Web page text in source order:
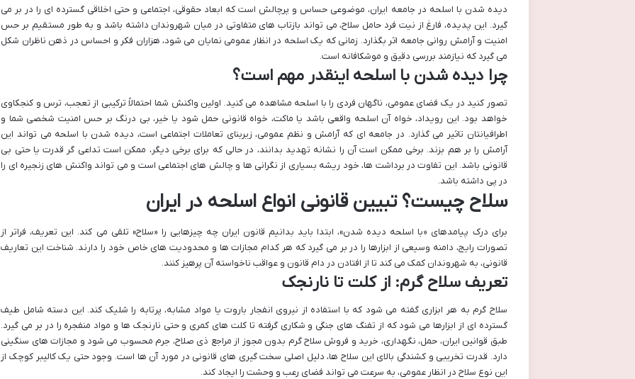
دیده شدن با اسلحه در جامعه ایران، موضوعی حساس و پرچالش است که ابعاد حقوقی، اجتماعی و حتی اخلاقی گسترده ای را در بر می
گیرد. این پدیده، فارغ از نیت فرد حامل سلاح، می تواند بازتاب های متفاوتی در میان شهروندان داشته باشد و به طور مستقیم بر حس
امنیت و آرامش روانی جامعه اثر بگذارد. زمانی که یک اسلحه در انظار عمومی نمایان می شود، هزاران فکر و احساس در ذهن ناظران شکل
می گیرد که نیازمند بررسی دقیق و موشکافانه است.
چرا دیده شدن با اسلحه اینقدر مهم است؟
تصور کنید در یک فضای عمومی، ناگهان فردی را با اسلحه مشاهده می کنید. اولین واکنش شما احتمالاً ترکیبی از تعجب، ترس و کنجکاوی
خواهد بود. این رویداد، خواه آن اسلحه واقعی باشد یا ماکت، خواه قانونی حمل شود یا خیر، بی درنگ بر حس امنیت شخصی شما و
اطرافیانتان تاثیر می گذارد. در جامعه ای که آرامش و نظم عمومی، زیربنای تعاملات اجتماعی است، دیده شدن با اسلحه می تواند این
آرامش را بر هم بزند. برخی ممکن است آن را نشانه تهدید بدانند، در حالی که برای برخی دیگر، ممکن است تداعی گر قدرت یا حتی بی
قانونی باشد. این تفاوت در برداشت ها، خود ریشه بسیاری از نگرانی ها و چالش های اجتماعی است و می تواند واکنش های زنجیره ای را
در پی داشته باشد.
سلاح چیست؟ تبیین قانونی انواع اسلحه در ایران
برای درک پیامدهای «با اسلحه دیده شدن»، ابتدا باید بدانیم قانون ایران چه چیزهایی را «سلاح» تلقی می کند. این تعریف، فراتر از
تصورات رایج، دامنه وسیعی از ابزارها را در بر می گیرد که هر کدام مجازات ها و محدودیت های خاص خود را دارند. شناخت این تعاریف
قانونی، به شهروندان کمک می کند تا از افتادن در دام قانون و عواقب ناخواسته آن پرهیز کنند.
تعریف سلاح گرم: از کلت تا نارنجک
سلاح گرم به هر ابزاری گفته می شود که با استفاده از نیروی انفجار باروت یا مواد مشابه، پرتابه را شلیک کند. این دسته شامل طیف
گسترده ای از ابزارها می شود که از تفنگ های جنگی و شکاری گرفته تا کلت های کمری و حتی نارنجک ها و مواد منفجره را در بر می گیرد.
طبق قوانین ایران، حمل، نگهداری، خرید و فروش سلاح گرم بدون مجوز از مراجع ذی صلاح، جرم محسوب می شود و مجازات های سنگینی
دارد. قدرت تخریبی و کشندگی بالای این سلاح ها، دلیل اصلی سخت گیری های قانونی در مورد آن ها است. وجود حتی یک کالیبر کوچک از
این نوع سلاح در انظار عمومی، به سرعت می تواند فضای رعب و وحشت را ایجاد کند.